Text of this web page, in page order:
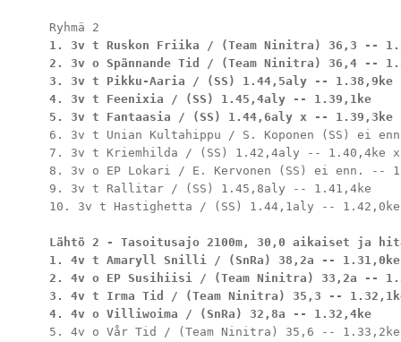
1. 3v t Ruskon Friika / (Team Ninitra) 36,3 --
2. 3v o Spännande Tid / (Team Ninitra) 36,4 --
3. 3v t Pikku-Aaria / (SS) 1.44,5aly -- 1.38,9ke
4. 3v t Feenixia / (SS) 1.45,4aly -- 1.39,1ke
5. 3v t Fantaasia / (SS) 1.44,6aly x -- 1.39,3ke
6. 3v t Unian Kultahippu / S. Koponen (SS) ei
7. 3v t Kriemhilda / (SS) 1.42,4aly -- 1.40,4ke x
8. 3v o EP Lokari / E. Kervonen (SS) ei enn. --
9. 3v t Rallitar / (SS) 1.45,8aly -- 1.41,4ke
10. 3v t Hastighetta / (SS) 1.44,1aly -- 1.42,0ke
Lähtö 2 - Tasoitusajo 2100m, 30,0 aikaiset ja
1. 4v t Amaryll Snilli / (SnRa) 38,2a -- 1.31,0ke
2. 4v o EP Susihiisi / (Team Ninitra) 33,2a --
3. 4v t Irma Tid / (Team Ninitra) 35,3 --
4. 4v o Villiwoima / (SnRa) 32,8a -- 1.32,4ke
5. 4v o Vår Tid / (Team Ninitra) 35,6 -- 1.33,2ke